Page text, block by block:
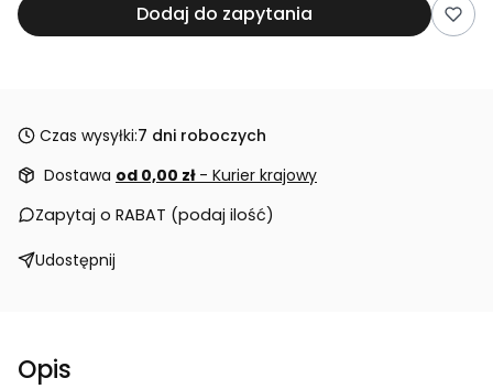
Dodaj do zapytania
Czas wysyłki:7 dni roboczych
Dostawa od 0,00 zł - Kurier krajowy
Zapytaj o RABAT (podaj ilość)
Udostępnij
Opis